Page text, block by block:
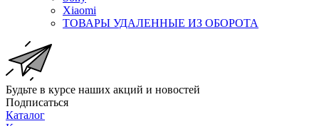
Xiaomi
ТОВАРЫ УДАЛЕННЫЕ ИЗ ОБОРОТА
Будьте в курсе наших акций и новостей
Подписаться
Каталог